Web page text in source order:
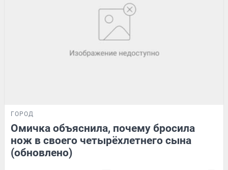
ГОРОД
Омичка объяснила, почему бросила
нож в своего четырёхлетнего сына
(обновлено)